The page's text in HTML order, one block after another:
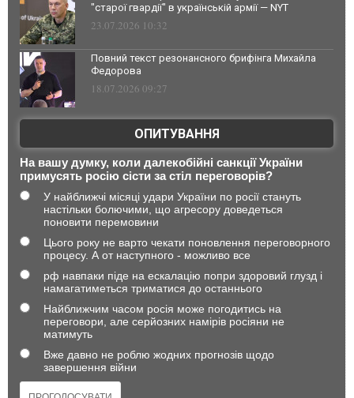
"старої гвардії" в українській армії — NYT
23.07.2026 10:32
Повний текст резонансного брифінга Михайла
Федорова
18.07.2026 09:27
ОПИТУВАННЯ
На вашу думку, коли далекобійні санкції України
примусять росію сісти за стіл переговорів?
У найближчі місяці удари України по росії стануть
настільки болючими, що агресору доведеться
поновити перемовини
Цього року не варто чекати поновлення переговорного
процесу. А от наступного - можливо все
рф навпаки піде на ескалацію попри здоровий глузд і
намагатиметься триматися до останнього
Найближчим часом росія може погодитись на
переговори, але серйозних намірів росіяни не
матимуть
Вже давно не роблю жодних прогнозів щодо
завершення війни